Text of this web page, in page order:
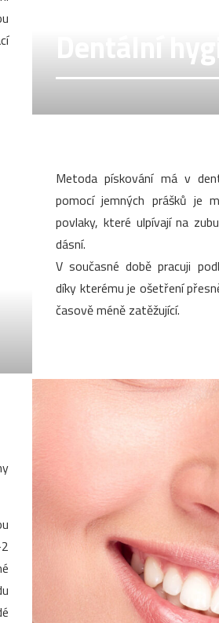
Dentální
Metoda pískování má v
pomocí jemných prášků je
povlaky, které ulpívají na
dásní.
V současné době pracuji
díky kterému je ošetření
časově méně zatěžující.